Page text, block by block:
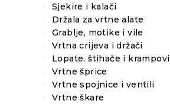
Sjekire i kalači
Držala za vrtne alate
Grablje, motike i vile
Vrtna crijeva i držači
Lopate, štihače i krampovi
Vrtne šprice
Vrtne spojnice i ventili
Vrtne škare